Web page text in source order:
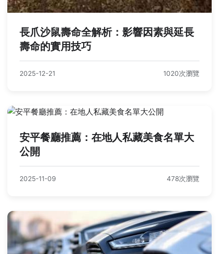
長爪沙鼠壽命全解析：影響因素與延長
壽命的實用技巧
2025-12-21 1020次瀏覽
安平餐廳推薦：在地人私藏美食名單大
公開
2025-11-09 478次瀏覽